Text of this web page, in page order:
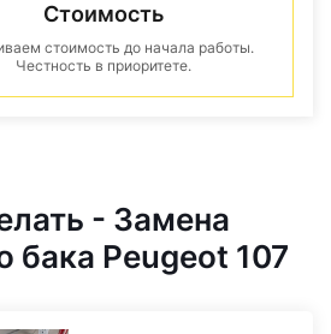
Стоимость
стоимость до начала работы.
Честность в приоритете.
- Замена
бака Peugeot 107